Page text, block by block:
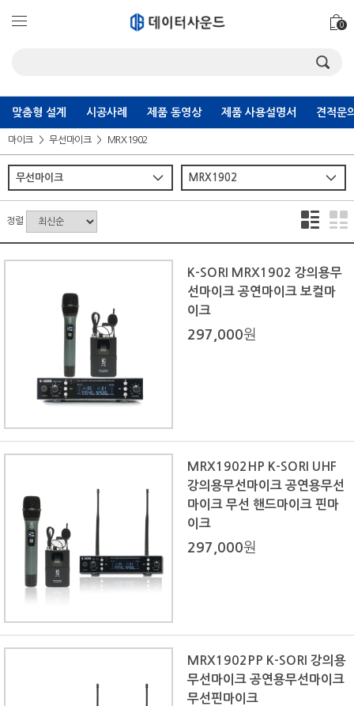
0
맞춤형 설계 시공사례 제품 동영상 제품 사용설명서 견적문
마이크 무선마이크 MRX1902
정렬
K-SORI MRX1902 강의용무
선마이크 공연마이크 보컬마
이크
297,000원
MRX1902HP K-SORI UHF
강의용무선마이크 공연용무선
마이크 무선 핸드마이크 핀마
이크
297,000원
MRX1902PP K-SORI 강의용
무선마이크 공연용무선마이크
무선핀마이크